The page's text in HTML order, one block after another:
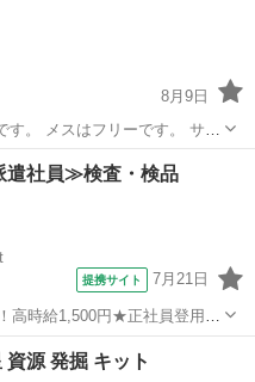
8月9日
。 メスはフリーです。 サイ
。 この辺ではあまり獲れない
ミヤマクワガタ
社員≫検査・検品
提携サイト 7月21日
高時給1,500円★正社員登用制
勤OK！無料駐車場あり！《三
他
源 発掘 キット